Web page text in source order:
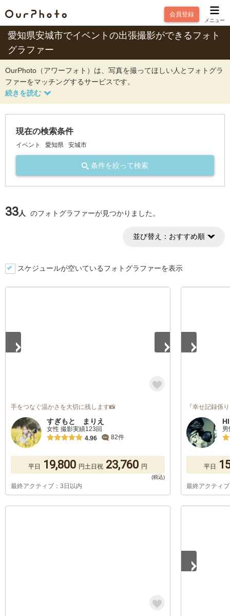
会員登録
メニュー
愛知県安城市でイベントの出張撮影ができるフォト
グラファー
OurPhoto（アワーフォト）は、写真を撮ってほしい人とフォトグラ
ファーをマッチングするサービスです。
現在の検索条件
イベント 愛知県 安城市
条件を絞って検索
33人 のフォトグラファーが見つかりました。
並び替え： おすすめ順
スケジュールが空いているフォトグラファーを表示
手をつなぐ温かさを大切に残します📸
すぎもと まりえ
女性 撮影実績123回
4.96
82件
平日 19,800 円土日祝 23,760 円
最終アクティブ：3日以内
『幸せ記録係
平日
最終アクティ